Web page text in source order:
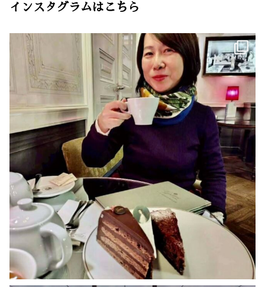
インスタグラムはこちら